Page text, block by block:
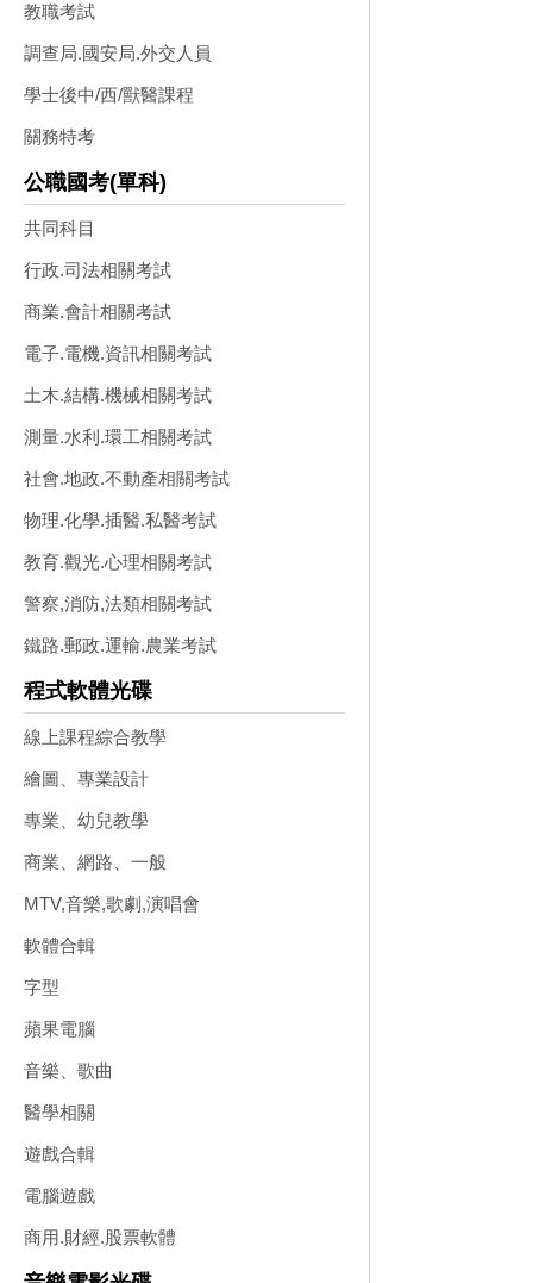
教職考試
調查局.國安局.外交人員
學士後中/西/獸醫課程
關務特考
公職國考(單科)
共同科目
行政.司法相關考試
商業.會計相關考試
電子.電機.資訊相關考試
土木.結構.機械相關考試
測量.水利.環工相關考試
社會.地政.不動產相關考試
物理.化學.插醫.私醫考試
教育.觀光.心理相關考試
警察,消防,法類相關考試
鐵路.郵政.運輸.農業考試
程式軟體光碟
線上課程綜合教學
繪圖、專業設計
專業、幼兒教學
商業、網路、一般
MTV,音樂,歌劇,演唱會
軟體合輯
字型
蘋果電腦
音樂、歌曲
醫學相關
遊戲合輯
電腦遊戲
商用.財經.股票軟體